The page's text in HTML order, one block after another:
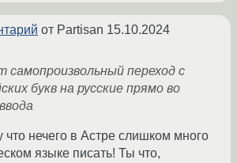
от Partisan 15.10.2024
самопроизвольный переход с
букв на русские прямо во
что нечего в Астре слишком много
языке писать! Ты что,